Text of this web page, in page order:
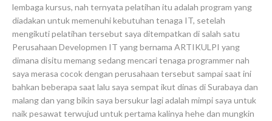
lembaga kursus, nah ternyata pelatihan itu adalah program yang
diadakan untuk memenuhi kebutuhan tenaga IT, setelah
mengikuti pelatihan tersebut saya ditempatkan di salah satu
Perusahaan Developmen IT yang bernama ARTIKULPI yang
dimana disitu memang sedang mencari tenaga programmer nah
saya merasa cocok dengan perusahaan tersebut sampai saat ini
bahkan beberapa saat lalu saya sempat ikut dinas di Surabaya dan
malang dan yang bikin saya bersukur lagi adalah mimpi saya untuk
naik pesawat terwujud untuk pertama kalinya hehe dan mungkin